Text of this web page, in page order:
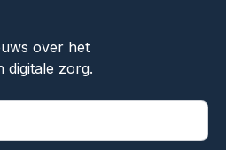
over het
digitale zorg.
поля